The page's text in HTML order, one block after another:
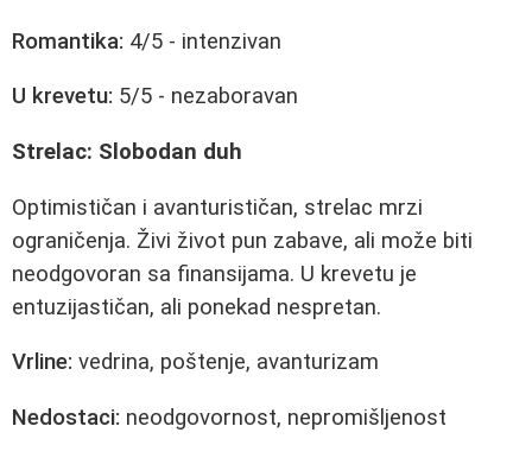
Romantika: 4/5 - intenzivan
U krevetu: 5/5 - nezaboravan
Strelac: Slobodan duh
Optimističan i avanturističan, strelac mrzi
ograničenja. Živi život pun zabave, ali može biti
neodgovoran sa finansijama. U krevetu je
entuzijastičan, ali ponekad nespretan.
Vrline: vedrina, poštenje, avanturizam
Nedostaci: neodgovornost, nepromišljenost